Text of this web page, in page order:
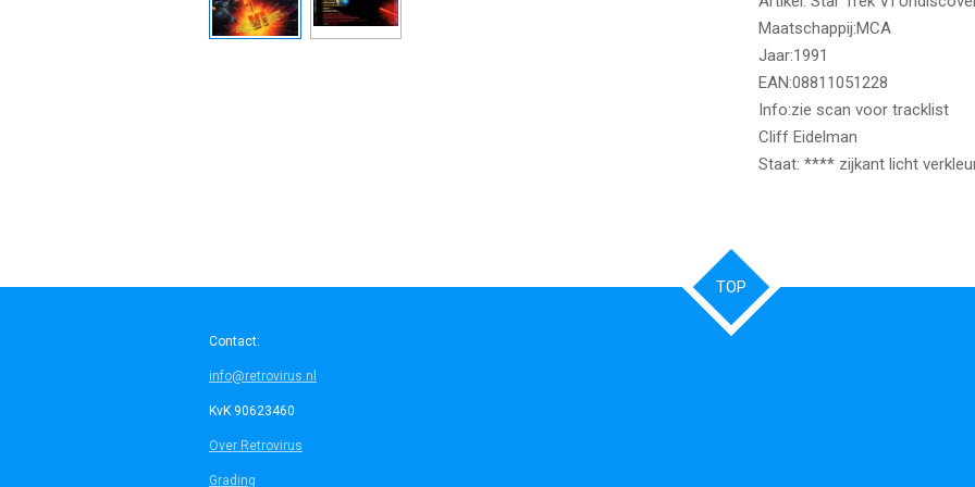
Maatschappij:MCA
Jaar:1991
EAN:08811051228
Info:zie scan voor tracklist
Cliff Eidelman
Staat: **** zijkant licht
TOP
Contact:
info@retrovirus.nl
KvK 90623460
Over Retrovirus
Grading